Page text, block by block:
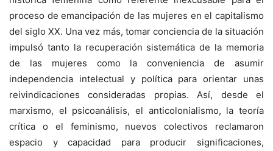
proceso de emancipación de las mujeres en el capitalismo
del siglo XX. Una vez más, tomar conciencia de la situación
impulsó tanto la recuperación sistemática de la memoria
de las mujeres como la conveniencia de asumir
independencia intelectual y política para orientar unas
reivindicaciones consideradas propias. Así, desde el
marxismo, el psicoanálisis, el anticolonialismo, la teoría
crítica o el feminismo, nuevos colectivos reclamaron
espacio y capacidad para producir significaciones,